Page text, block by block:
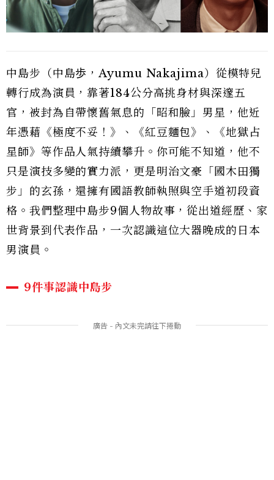
中島步（中島歩，Ayumu Nakajima）從模特兒
轉行成為演員，靠著184公分高挑身材與深邃五
官，被封為自帶懷舊氣息的「昭和臉」男星，他近
年憑藉《極度不妥！》、《紅豆麵包》、《地獄占
星師》等作品人氣持續攀升。你可能不知道，他不
只是演技多變的實力派，更是明治文豪「國木田獨
步」的玄孫，還擁有國語教師執照與空手道初段資
格。我們整理中島步9個人物故事，從出道經歷、家
世背景到代表作品，一次認識這位大器晚成的日本
男演員。
9件事認識中島步